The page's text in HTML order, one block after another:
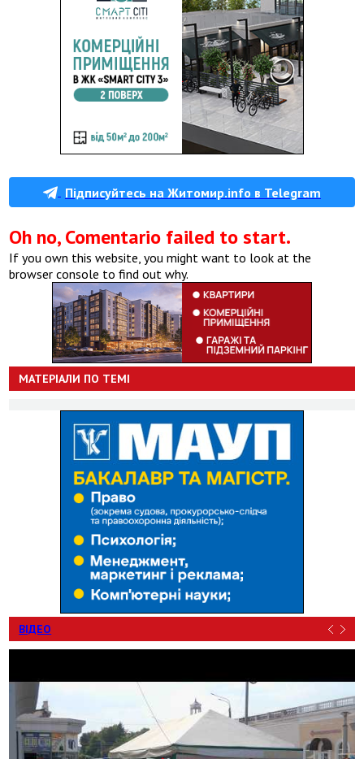
Підписуйтесь на Житомир.info в Telegram
Oh no, Comentario failed to start.
If you own this website, you might want to look at the
browser console to find out why.
МАТЕРІАЛИ ПО ТЕМІ
ВІДЕО